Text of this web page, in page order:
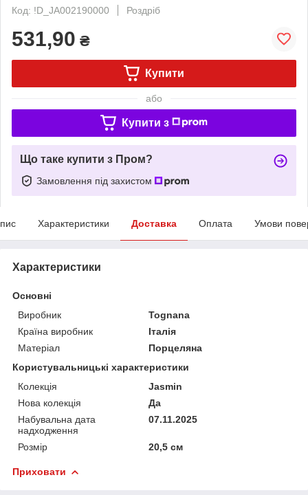
Код: !D_JA002190000
Роздріб
531,90 ₴
Купити
або
Купити з
Що таке купити з Пром?
Замовлення під захистом
Характеристики Доставка Оплата Умови
Характеристики
Основні
Виробник
Tognana
Країна виробник
Італія
Матеріал
Порцеляна
Користувальницькі характеристики
Колекція
Jasmin
Нова колекція
Да
Набувальна дата
надходження
07.11.2025
Розмір 20,5 см
Приховати